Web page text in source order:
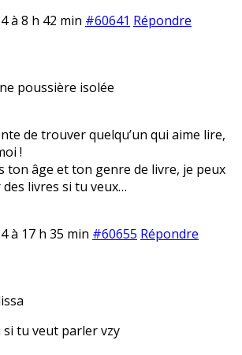
à 8 h 42 min #60641 Répondre
poussière isolée
de trouver quelqu’un qui aime lire,
!
ton âge et ton genre de livre, je peux
livres si tu veux…
à 17 h 35 min #60655 Répondre
si tu veut parler vzy